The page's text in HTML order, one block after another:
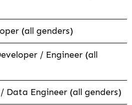
(all genders)
/ Engineer (all
Data Engineer (all genders)